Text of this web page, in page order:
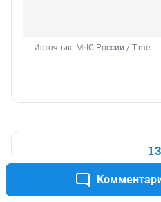
Источник: МЧС России / T.me
13
Что будет с